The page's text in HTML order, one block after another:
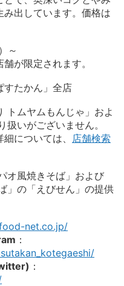
出しています。価格は
～
が限定されます。
すたかん」全店
トムヤムもんじゃ」およ
いがございません。
については、 店舗検索
オ風焼きそば」および
」の「えびせん」の提供
net.co.jp/
：
：